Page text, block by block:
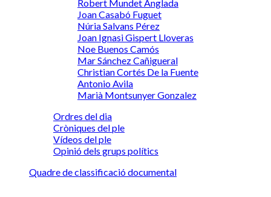
Robert Mundet Anglada
Joan Casabó Fuguet
Núria Salvans Pérez
Joan Ignasi Gispert Lloveras
Noe Buenos Camós
Mar Sánchez Cañigueral
Christian Cortés De la Fuente
Antonio Avila
Marià Montsunyer Gonzalez
Ordres del dia
Cròniques del ple
Vídeos del ple
Opinió dels grups polítics
Quadre de classificació documental